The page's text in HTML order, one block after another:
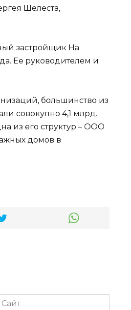
Шелеста,
застройщик На
Ее руководителем и
большинство из
совокупно 4,1 млрд.
из его структур – ООО
домов в